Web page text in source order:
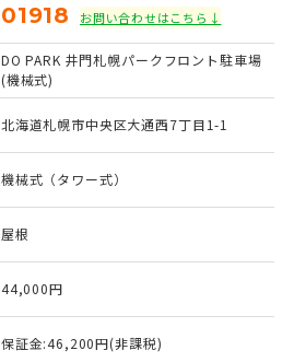
01918 お問い合わせはこちら↓
DO PARK 井門札幌パークフロント駐車場
(機械式)
北海道札幌市中央区大通西7丁目1-1
機械式（タワー式）
屋根
44,000円
保証金:46,200円(非課税)